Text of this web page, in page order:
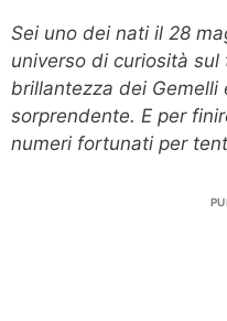
Sei uno dei nati il 28
universo di curiosità
brillantezza dei Gemelli
sorprendente. E per
numeri fortunati per